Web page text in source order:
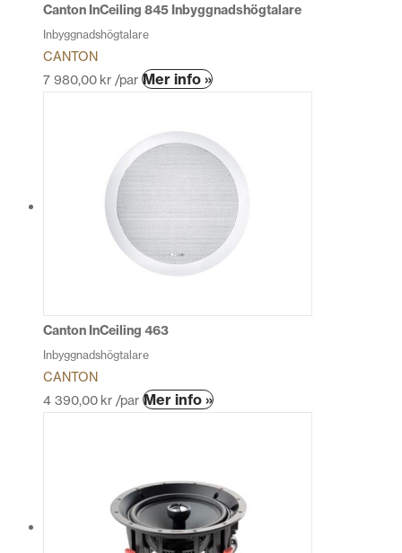
Canton InCeiling 845 Inbyggnadshögtalare
Inbyggnadshögtalare
CANTON
7 980,00 kr /par Mer info »Den
har
flera
varianter.
De
olika
alternativen
kan
Canton InCeiling 463
Inbyggnadshögtalare
CANTON
4 390,00 kr /par Mer info »Den
varianter.
De
olika